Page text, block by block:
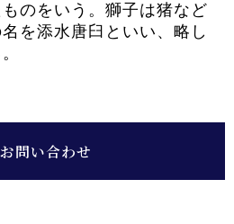
のをいう。獅子は猪など
を添水唐臼といい、略し
お問い合わせ